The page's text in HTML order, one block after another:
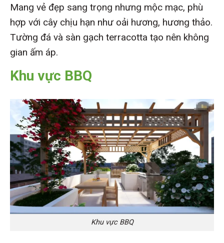
Mang vẻ đẹp sang trọng nhưng mộc mạc, phù
hợp với cây chịu hạn như oải hương, hương thảo.
Tường đá và sàn gạch terracotta tạo nên không
gian ấm áp.
Khu vực BBQ
Khu vực BBQ